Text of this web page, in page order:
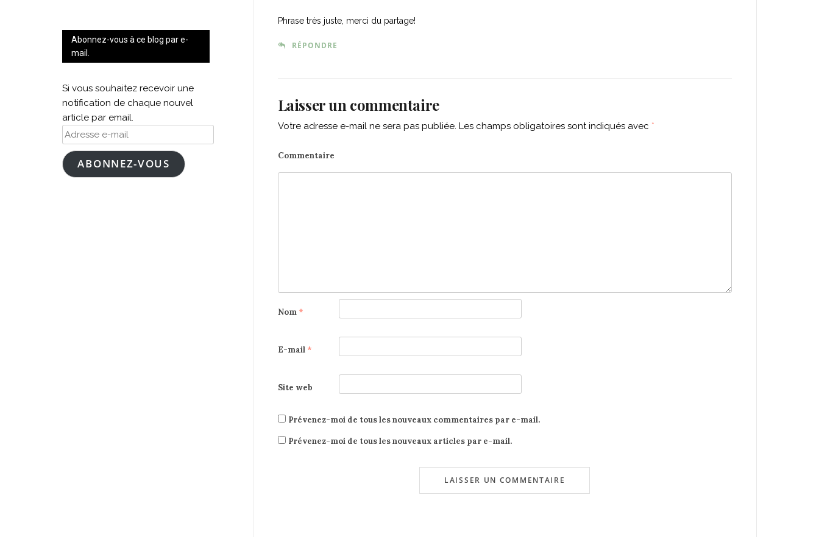
Phrase très juste, merci du partage!
RÉPONDRE
Laisser un commentaire
Votre adresse e-mail ne sera pas publiée. Les champs obligatoires sont indiqués avec *
Commentaire
Nom *
E-mail *
Site web
Prévenez-moi de tous les nouveaux commentaires par e-mail.
Prévenez-moi de tous les nouveaux articles par e-mail.
Abonnez-vous à ce blog par e-
mail.
Si vous souhaitez recevoir une
notification de chaque nouvel
article par email.
Adresse
e-
mailABONNEZ-VOUS